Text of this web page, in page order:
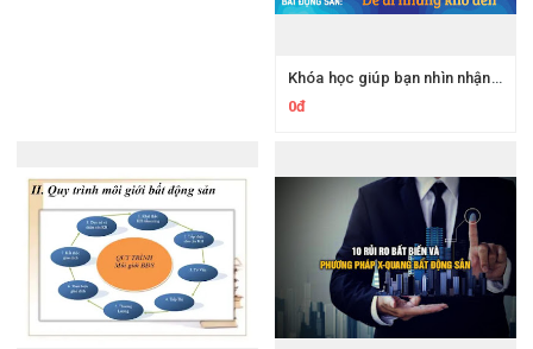
Khóa học giúp bạn nhìn nhận Tổng quan về môi giới bất động sản
0đ